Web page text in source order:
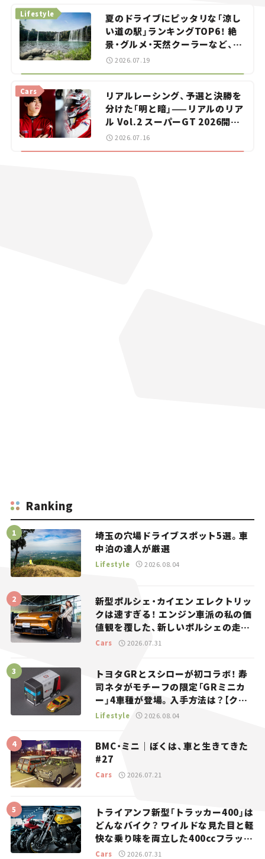
夏のドライブにピッタリな「涼し
い道の駅」ランキングTOP6！ 絶
景・グルメ・天然クーラーなど、避
暑におすすめのスポットを紹介
Lifestyle
2026.07.19
リアルレーシング、予選と決勝を
分けた「明と暗」——リアルのリア
ル Vol.2 スーパーGT 2026開幕
戦 岡山国際サーキット
Cars
2026.07.16
Ranking
埼玉の穴場ドライブスポット5選。車
中泊の達人が厳選
Lifestyle 2026.08.04
新型ポルシェ・カイエン エレクトリッ
クは速すぎる！ エンジン車派の私の価
値観を覆した、新しいポルシェの走
り。
Cars 2026.07.31
トヨタGRとスシローが初コラボ！ 寿
司ネタがモチーフの限定「GRミニカ
ー」4車種が登場。入手方法は？【クル
マとホビー】
Lifestyle 2026.08.04
BMC・ミニ｜ぼくは、車と生きてきた
#27
Cars 2026.07.21
トライアンフ新型「トラッカー400」は
どんなバイク？ ワイルドな見た目と軽
快な乗り味を両立した400ccフラット
トラッカー【試乗レビュー】
Cars 2026.07.31